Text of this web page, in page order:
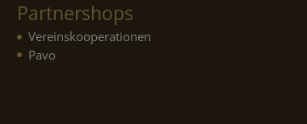
Partnershops
Vereinskooperationen
Pavo